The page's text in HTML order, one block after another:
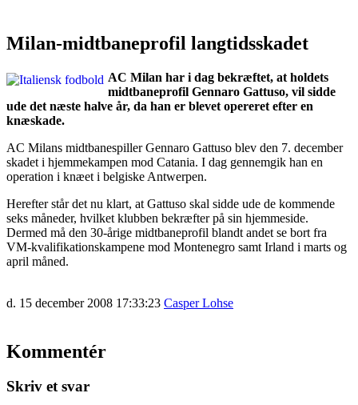
Milan-midtbaneprofil langtidsskadet
AC Milan har i dag bekræftet, at holdets
midtbaneprofil Gennaro Gattuso, vil sidde
ude det næste halve år, da han er blevet opereret efter en
knæskade.
AC Milans midtbanespiller Gennaro Gattuso blev den 7. december
skadet i hjemmekampen mod Catania. I dag gennemgik han en
operation i knæet i belgiske Antwerpen.
Herefter står det nu klart, at Gattuso skal sidde ude de kommende
seks måneder, hvilket klubben bekræfter på sin hjemmeside.
Dermed må den 30-årige midtbaneprofil blandt andet se bort fra
VM-kvalifikationskampene mod Montenegro samt Irland i marts og
april måned.
d. 15 december 2008 17:33:23 Casper Lohse
Kommentér
Skriv et svar